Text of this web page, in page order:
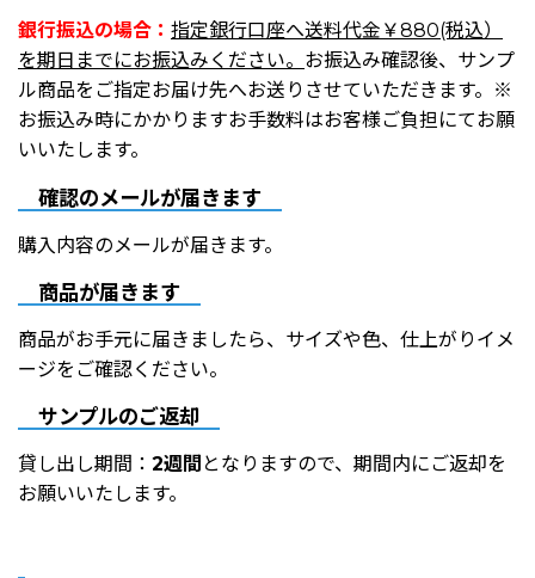
銀行振込の場合： 指定銀行口座へ送料代金￥880(税込）
を期日までにお振込みください。 お振込み確認後、サンプ
ル商品をご指定お届け先へお送りさせていただきます。※
お振込み時にかかりますお手数料はお客様ご負担にてお願
いいたします。
確認のメールが届きます
購入内容のメールが届きます。
商品が届きます
商品がお手元に届きましたら、サイズや色、仕上がりイメ
ージをご確認ください。
サンプルのご返却
貸し出し期間： 2週間 となりますので、期間内にご返却を
お願いいたします。